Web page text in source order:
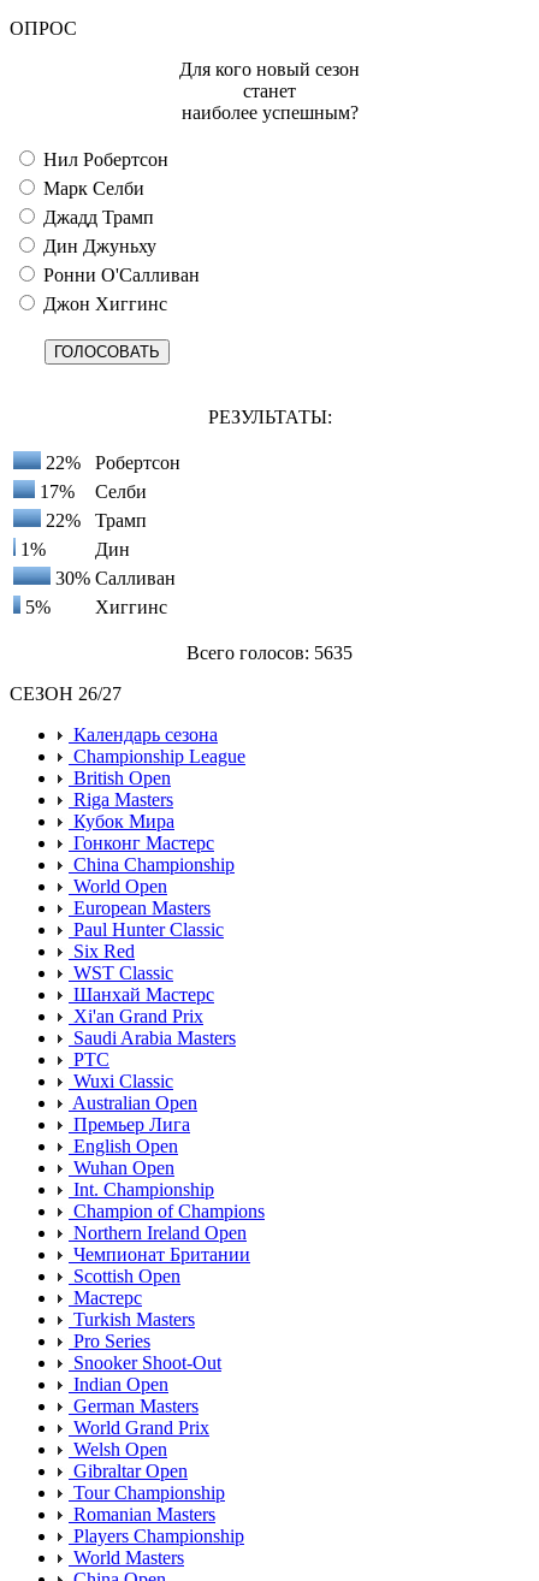
ОПРОС
Для кого новый сезон
станет
наиболее успешным?
Нил Робертсон
Марк Селби
Джадд Трамп
Дин Джуньху
Ронни О'Салливан
Джон Хиггинс
РЕЗУЛЬТАТЫ:
22%
Робертсон
17%
Селби
22%
Трамп
1%
Дин
30% Салливан
5%
Хиггинс
Всего голосов: 5635
СЕЗОН 26/27
Календарь сезона
Championship League
British Open
Riga Masters
Кубок Мира
Гонконг Мастерс
China Championship
World Open
European Masters
Paul Hunter Classic
Six Red
WST Classic
Шанхай Мастерс
Xi'an Grand Prix
Saudi Arabia Masters
PTC
Wuxi Classic
Australian Open
Премьер Лига
English Open
Wuhan Open
Int. Championship
Champion of Champions
Northern Ireland Open
Чемпионат Британии
Scottish Open
Мастерс
Turkish Masters
Pro Series
Snooker Shoot-Out
Indian Open
German Masters
World Grand Prix
Welsh Open
Gibraltar Open
Tour Championship
Romanian Masters
Players Championship
World Masters